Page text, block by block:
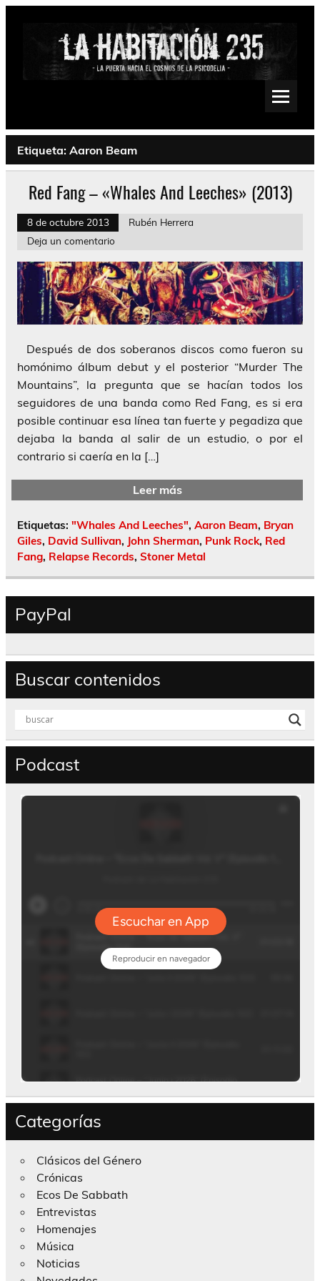
Saltar
Psychedelic, Stoner, Doom, Sludge, Fuzz, Space, Drone
Etiqueta: Aaron Beam
Red Fang – «Whales And Leeches» (2013)
8 de octubre 2013
Rubén Herrera
Deja un comentario
Después de dos soberanos discos como fueron su
homónimo álbum debut y el posterior “Murder The
Mountains”, la pregunta que se hacían todos los
seguidores de una banda como Red Fang, es si era
posible continuar esa línea tan fuerte y pegadiza que
dejaba la banda al salir de un estudio, o por el
contrario si caería en la […]
Leer más
Etiquetas: "Whales And Leeches", Aaron Beam, Bryan
Giles, David Sullivan, John Sherman, Punk Rock, Red
Fang, Relapse Records, Stoner Metal
PayPal
Buscar contenidos
Podcast
Categorías
Clásicos del Género
Crónicas
Ecos De Sabbath
Entrevistas
Homenajes
Música
Noticias